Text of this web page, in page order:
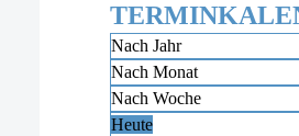
Nach Jahr
Nach Monat
Nach Woche
Heute